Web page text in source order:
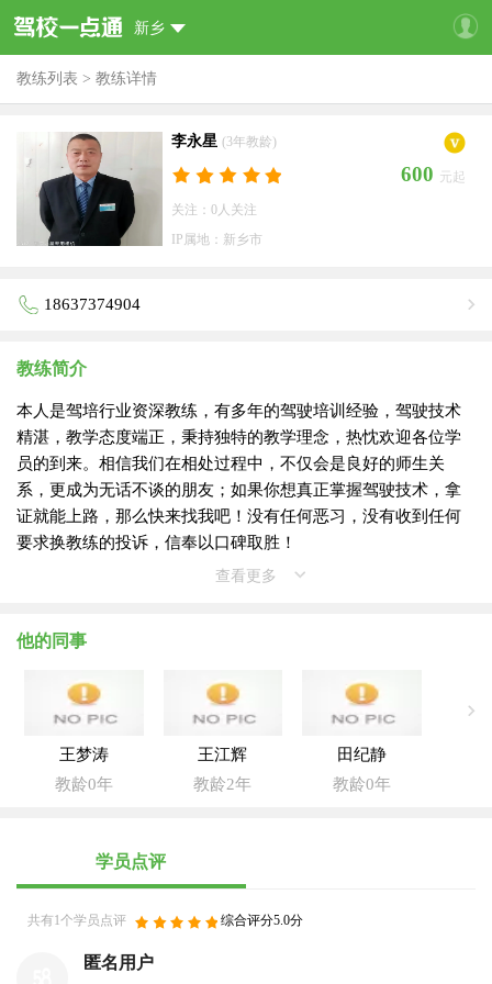
新乡
教练列表 > 教练详情
李永星 (3年教龄)
600 元起
关注：0人关注
IP属地：新乡市
18637374904
教练简介
本人是驾培行业资深教练，有多年的驾驶培训经验，驾驶技术
精湛，教学态度端正，秉持独特的教学理念，热忱欢迎各位学
员的到来。相信我们在相处过程中，不仅会是良好的师生关
系，更成为无话不谈的朋友；如果你想真正掌握驾驶技术，拿
证就能上路，那么快来找我吧！没有任何恶习，没有收到任何
要求换教练的投诉，信奉以口碑取胜！
查看更多
他的同事
王梦涛
教龄0年
王江辉
教龄2年
田纪静
教龄0年
学员点评
共有1个学员点评 综合评分5.0分
匿名用户